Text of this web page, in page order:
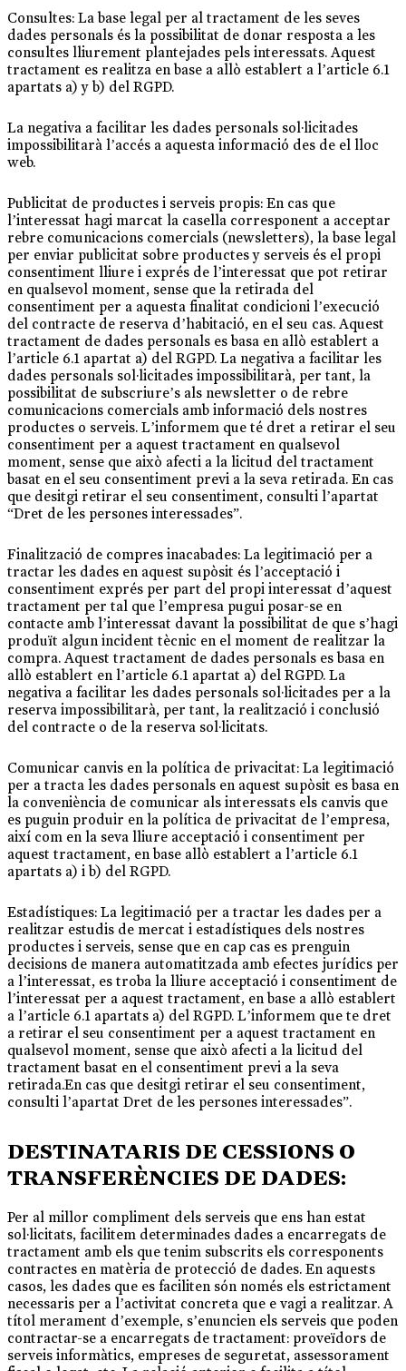
Consultes: La base legal per al tractament de les seves
dades personals és la possibilitat de donar resposta a les
consultes lliurement plantejades pels interessats. Aquest
tractament es realitza en base a allò establert a l’article 6.1
apartats a) y b) del RGPD.
La negativa a facilitar les dades personals sol·licitades
impossibilitarà l’accés a aquesta informació des de el lloc
web.
Publicitat de productes i serveis propis: En cas que
l’interessat hagi marcat la casella corresponent a acceptar
rebre comunicacions comercials (newsletters), la base legal
per enviar publicitat sobre productes y serveis és el propi
consentiment lliure i exprés de l’interessat que pot retirar
en qualsevol moment, sense que la retirada del
consentiment per a aquesta finalitat condicioni l’execució
del contracte de reserva d’habitació, en el seu cas. Aquest
tractament de dades personals es basa en allò establert a
l’article 6.1 apartat a) del RGPD. La negativa a facilitar les
dades personals sol·licitades impossibilitarà, per tant, la
possibilitat de subscriure’s als newsletter o de rebre
comunicacions comercials amb informació dels nostres
productes o serveis. L’informem que té dret a retirar el seu
consentiment per a aquest tractament en qualsevol
moment, sense que això afecti a la licitud del tractament
basat en el seu consentiment previ a la seva retirada. En cas
que desitgi retirar el seu consentiment, consulti l’apartat
“Dret de les persones interessades”.
Finalització de compres inacabades: La legitimació per a
tractar les dades en aquest supòsit és l’acceptació i
consentiment exprés per part del propi interessat d’aquest
tractament per tal que l’empresa pugui posar-se en
contacte amb l’interessat davant la possibilitat de que s’hagi
produït algun incident tècnic en el moment de realitzar la
compra. Aquest tractament de dades personals es basa en
allò establert en l’article 6.1 apartat a) del RGPD. La
negativa a facilitar les dades personals sol·licitades per a la
reserva impossibilitarà, per tant, la realització i conclusió
del contracte o de la reserva sol·licitats.
Comunicar canvis en la política de privacitat: La legitimació
per a tracta les dades personals en aquest supòsit es basa en
la conveniència de comunicar als interessats els canvis que
es puguin produir en la política de privacitat de l’empresa,
així com en la seva lliure acceptació i consentiment per
aquest tractament, en base allò establert a l’article 6.1
apartats a) i b) del RGPD.
Estadístiques: La legitimació per a tractar les dades per a
realitzar estudis de mercat i estadístiques dels nostres
productes i serveis, sense que en cap cas es prenguin
decisions de manera automatitzada amb efectes jurídics per
a l’interessat, es troba la lliure acceptació i consentiment de
l’interessat per a aquest tractament, en base a allò establert
a l’article 6.1 apartats a) del RGPD. L’informem que te dret
a retirar el seu consentiment per a aquest tractament en
qualsevol moment, sense que això afecti a la licitud del
tractament basat en el consentiment previ a la seva
retirada.En cas que desitgi retirar el seu consentiment,
consulti l’apartat Dret de les persones interessades”.
DESTINATARIS DE CESSIONS O
TRANSFERÈNCIES DE DADES:
Per al millor compliment dels serveis que ens han estat
sol·licitats, facilitem determinades dades a encarregats de
tractament amb els que tenim subscrits els corresponents
contractes en matèria de protecció de dades. En aquests
casos, les dades que es faciliten són només els estrictament
necessaris per a l’activitat concreta que e vagi a realitzar. A
títol merament d’exemple, s’enuncien els serveis que poden
contractar-se a encarregats de tractament: proveïdors de
serveis informàtics, empreses de seguretat, assessorament